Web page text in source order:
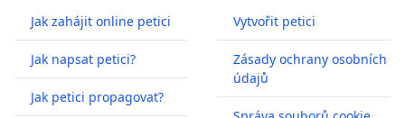
Jak zahájit online petici
Jak napsat petici?
Jak petici propagovat?
Vytvořit petici
Zásady ochrany osobních
údajů